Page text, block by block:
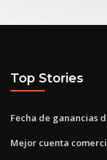
Top Stories
Fecha de ganancias
Mejor cuenta